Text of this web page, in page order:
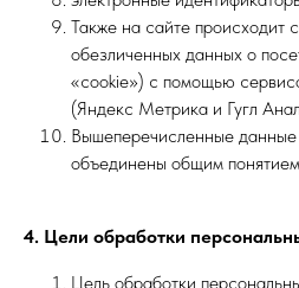
Также на сайте происходит
обезличенных данных о
«cookie») с помощью
(Яндекс Метрика и Гугл
Вышеперечисленные данные
объединены общим
4. Цели обработки
Цель обработки